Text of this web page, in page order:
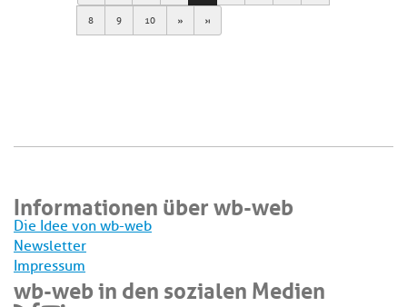
8 9 10 Next Last
Informationen über wb-web
Die Idee von wb-web
Newsletter
Impressum
wb-web in den sozialen Medien